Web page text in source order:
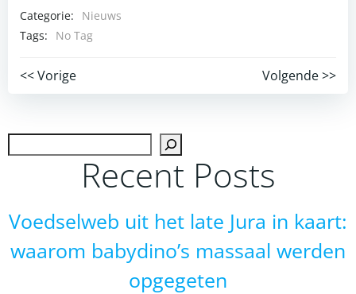
Categorie:
Nieuws
Tags:
No Tag
Post
navigation
<< Vorige
Post
navigation
Volgende >>
Recent Posts
Voedselweb uit het late Jura in kaart:
waarom babydino’s massaal werden
opgegeten